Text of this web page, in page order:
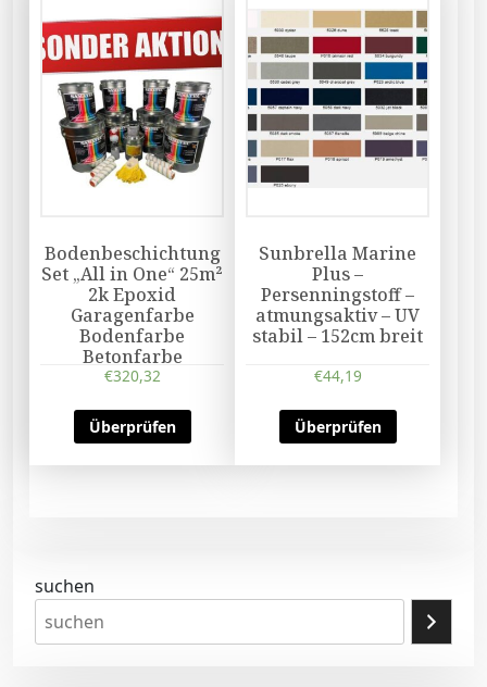
Bodenbeschichtung
Set „All in One“ 25m²
2k Epoxid
Garagenfarbe
Bodenfarbe
Betonfarbe
€320,32
Überprüfen
Sunbrella Marine
Plus –
Persenningstoff –
atmungsaktiv – UV
stabil – 152cm breit
€44,19
Überprüfen
suchen